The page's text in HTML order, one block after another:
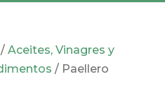
/ Aceites, Vinagres y
/ Paellero